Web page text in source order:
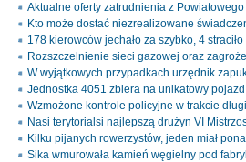
Aktualne oferty zatrudnienia z
Kto może dostać niezrealizowane
178 kierowców jechało za szybko, 4
Rozszczelnienie sieci gazowej oraz
W wyjątkowych przypadkach urzędnik
Jednostka 4051 zbiera na unikatowy
Wzmożone kontrole policyjne w trakcie
Nasi terytorialsi najlepszą drużyn VI
Kilku pijanych rowerzystów, jeden miał
Sika wmurowała kamień węgielny pod